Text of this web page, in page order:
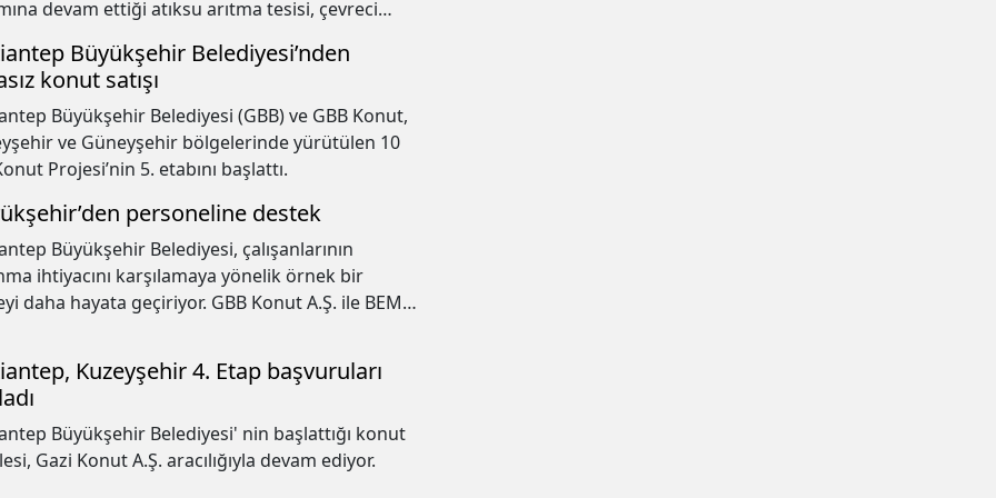
devam ettiği atıksu arıtma tesisi, çevreci
Büyükşehir Belediyesi’nden
konut satışı
Büyükşehir Belediyesi (GBB) ve GBB Konut,
ve Güneyşehir bölgelerinde yürütülen 10
Projesi’nin 5. etabını başlattı.
personeline destek
Büyükşehir Belediyesi, çalışanlarının
ihtiyacını karşılamaya yönelik örnek bir
daha hayata geçiriyor. GBB Konut A.Ş. ile BEM-
sahibi olması hedefleniyor.
Kuzeyşehir 4. Etap başvuruları
Büyükşehir Belediyesi' nin başlattığı konut
Gazi Konut A.Ş. aracılığıyla devam ediyor.